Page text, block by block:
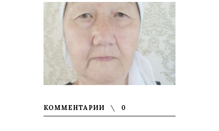
КОММЕНТАРИИ 0